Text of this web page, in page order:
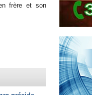
frère et son